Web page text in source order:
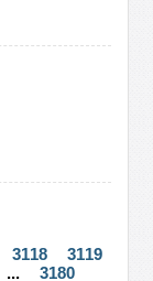
3118
3119
... 3180